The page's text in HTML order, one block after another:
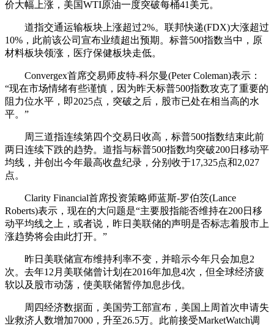
价大幅上涨，美国WTI原油一度突破每桶41美元。
道指交通运输板块上涨超过2%。联邦快递(FDX)大涨超过
10%，此前该公司宣布业绩超出预期。标普500指数当中，原
材料板块领涨，医疗保健板块走低。
Convergex首席交易师皮特-科尔曼(Peter Coleman)表示：
“现在市场情绪有些谨慎，因为昨天标普500指数攻克了重要的
阻力位水平，即2025点，突破之后，股市已处在相当高的水
平。”
周三道指连续第四个交易日收高，标普500指数结束此前
两日连续下跌的趋势。道指与标普500指数均突破200日移动平
均线，并创出今年最高收盘纪录，分别收于17,325点和2,027
点。
Clarity Financial首席投资策略师蓝斯-罗伯茨(Lance
Roberts)表示，现在的大问题是“主要股指能否维持在200日移
动平均线之上，或者说，昨日美联储的声明是否标志着股市上
涨趋势将会由此打开。”
昨日美联储宣布维持利率不变，并暗示今年只会加息2
次。去年12月美联储曾计划在2016年加息4次，但全球经济疲
软以及股市动荡，使美联储暂停加息步伐。
周四经济数据面，美国劳工部宣布，美国上周首次申请失
业救济人数增加7000，升至26.5万。此前接受MarketWatch调